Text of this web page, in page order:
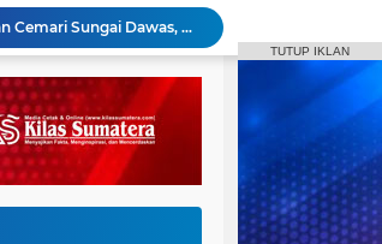
PT MEDCO E&P GRISSIK Ltd.SITE SUBAN PERBAIKI JALAN WARGA DI DESA MACANG SAKTI KECAMATAN SANGA DESA
WARGA NGULAK SANGA DESA PATUNGAN SEWA ALAT BERAT BUKA JALAN KE KEBUN DI KELURAHAN NGULAK
TUTUP IKLAN